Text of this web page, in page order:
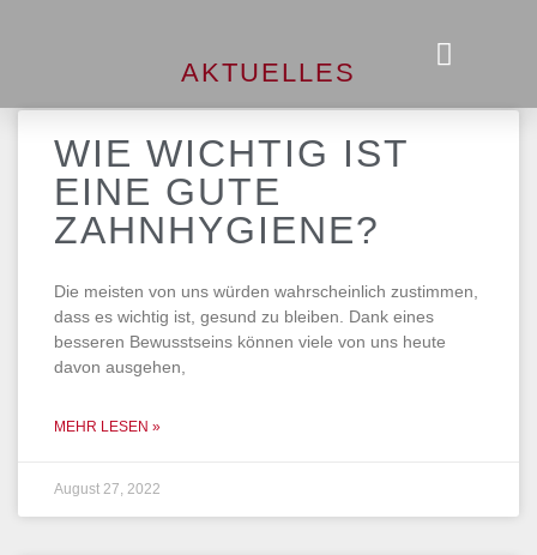
AKTUELLES
WIE WICHTIG IST
EINE GUTE
ZAHNHYGIENE?
Die meisten von uns würden wahrscheinlich zustimmen,
dass es wichtig ist, gesund zu bleiben. Dank eines
besseren Bewusstseins können viele von uns heute
davon ausgehen,
MEHR LESEN »
August 27, 2022